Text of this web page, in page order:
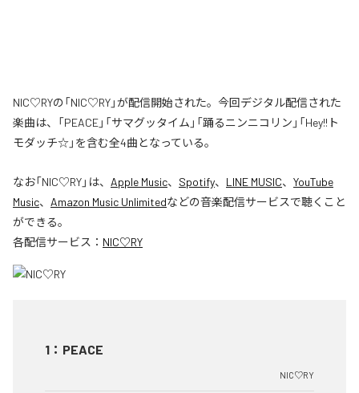
NIC♡RYの「NIC♡RY」が配信開始された。今回デジタル配信された
楽曲は、「PEACE」「サマグッタイム」「踊るニンニコリン」「Hey!!ト
モダッチ☆」を含む全4曲となっている。
なお「NIC♡RY」は、 Apple Music、 Spotify、 LINE MUSIC、 YouTube
Music、 Amazon Music Unlimitedなどの音楽配信サービスで聴くこと
ができる。
各配信サービス： NIC♡RY
1 ： PEACE
NIC♡RY